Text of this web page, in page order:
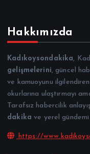
Hakkımızda
Kadıkoysondakika,
gelişmelerini, güncel
ve kamuoyunu
okurlarına ulaştırmayı
Tarafsız habercilik
dakika ve yerel
https://